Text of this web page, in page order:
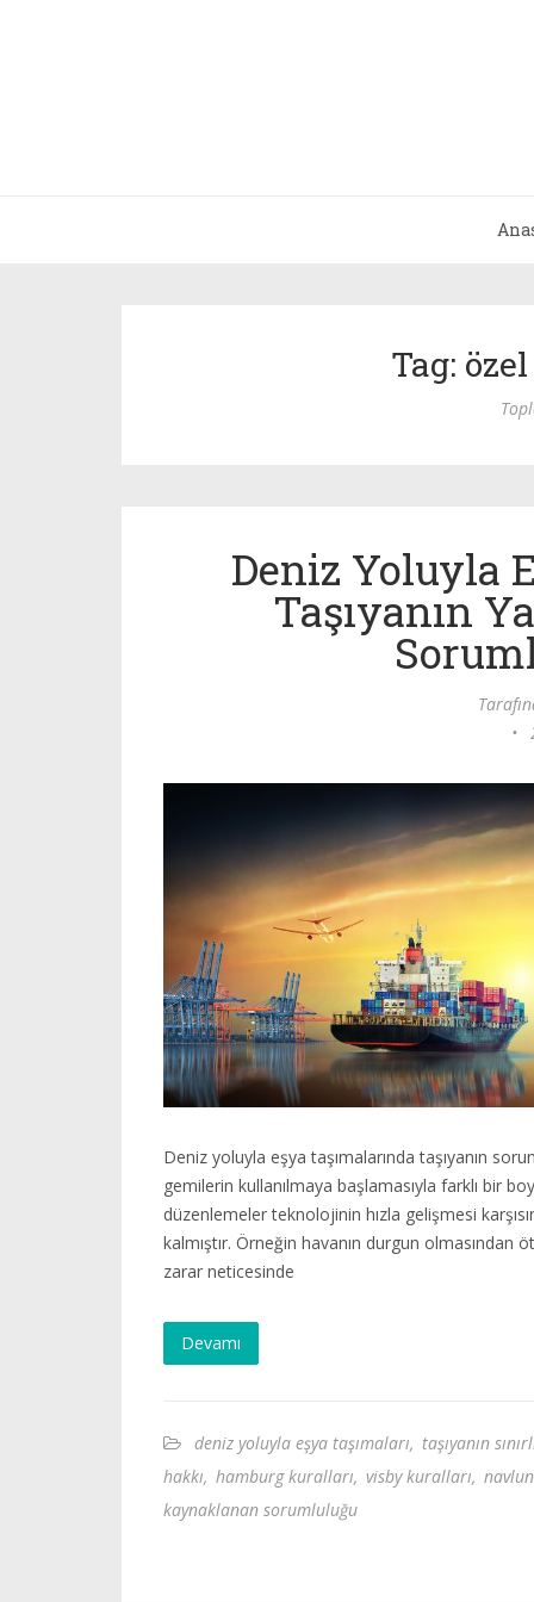
Tag:
Deniz Yoluyla
Taşıyanın
•
Deniz yoluyla eşya taşımalarında taşıyanın
gemilerin kullanılmaya başlamasıyla farklı bir
düzenlemeler teknolojinin hızla gelişmesi
kalmıştır. Örneğin havanın durgun
zarar neticesinde
Devamı
deniz yoluyla eşya taşımaları, taşıyanın
hakkı, hamburg kuralları, visby kuralları,
kaynaklanan sorumluluğu